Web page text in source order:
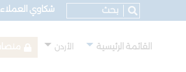
شكاوي العملاء
القائمة الرئيسية الأردن